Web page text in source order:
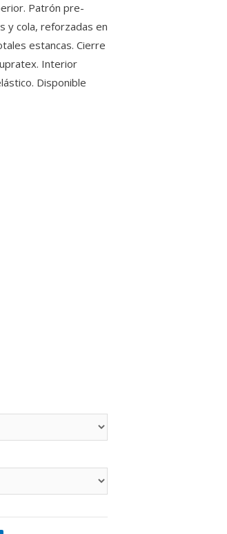
Patrón pre-
y cola, reforzadas en
estancas. Cierre
Interior
Disponible